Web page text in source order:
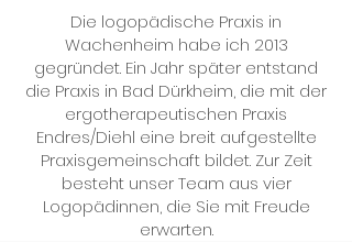
Die logopädische Praxis in
Wachenheim habe ich 2013
gegründet. Ein Jahr später entstand
die Praxis in Bad Dürkheim, die mit der
ergotherapeutischen Praxis
Endres/Diehl eine breit aufgestellte
Praxisgemeinschaft bildet. Zur Zeit
besteht unser Team aus vier
Logopädinnen, die Sie mit Freude
erwarten.